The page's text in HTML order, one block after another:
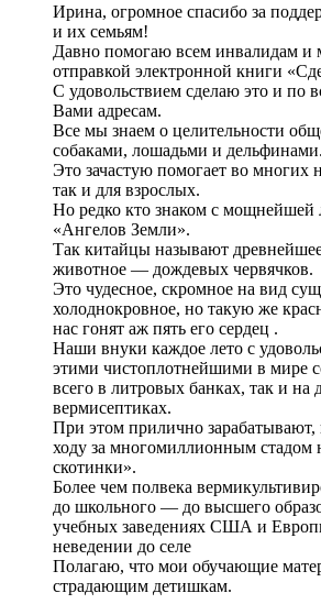
Ирина, огромное спасибо за
и их семьям!
Давно помогаю всем инвалидам и
отправкой электронной книги
С удовольствием сделаю это и по
Вами адресам.
Все мы знаем о целительности
собаками, лошадьми и дельфинами.
Это зачастую помогает во многих
так и для взрослых.
Но редко кто знаком с мощнейшей
«Ангелов Земли».
Так китайцы называют
животное — дождевых червячков.
Это чудесное, скромное на вид
холоднокровное, но такую же
нас гонят аж пять его сердец .
Наши внуки каждое лето с
этими чистоплотнейшими в мире
всего в литровых банках, так и на
вермисептиках.
При этом прилично
ходу за многомиллионным стадом
скотинки».
Более чем полвека
до школьного — до высшего
учебных заведениях США и
неведении до селе
Полагаю, что мои обучающие
страдающим детишкам.